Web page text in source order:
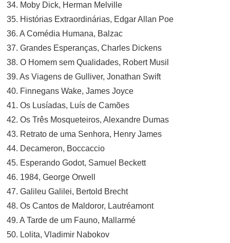
34. Moby Dick, Herman Melville
35. Histórias Extraordinárias, Edgar Allan Poe
36. A Comédia Humana, Balzac
37. Grandes Esperanças, Charles Dickens
38. O Homem sem Qualidades, Robert Musil
39. As Viagens de Gulliver, Jonathan Swift
40. Finnegans Wake, James Joyce
41. Os Lusíadas, Luís de Camões
42. Os Três Mosqueteiros, Alexandre Dumas
43. Retrato de uma Senhora, Henry James
44. Decameron, Boccaccio
45. Esperando Godot, Samuel Beckett
46. 1984, George Orwell
47. Galileu Galilei, Bertold Brecht
48. Os Cantos de Maldoror, Lautréamont
49. A Tarde de um Fauno, Mallarmé
50. Lolita, Vladimir Nabokov